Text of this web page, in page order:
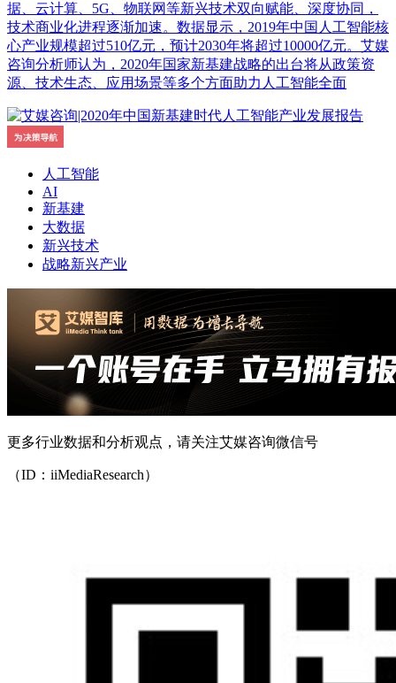
据、云计算、5G、物联网等新兴技术双向赋能、深度协同，
技术商业化进程逐渐加速。数据显示，2019年中国人工智能核
心产业规模超过510亿元，预计2030年将超过10000亿元。艾媒
咨询分析师认为，2020年国家新基建战略的出台将从政策资
源、技术生态、应用场景等多个方面助力人工智能全面
人工智能
AI
新基建
大数据
新兴技术
战略新兴产业
更多行业数据和分析观点，请关注艾媒咨询微信号
（ID：iiMediaResearch）